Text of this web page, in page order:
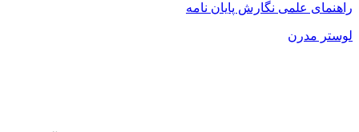
راهنمای علمی نگارش پایان نامه
لوستر مدرن